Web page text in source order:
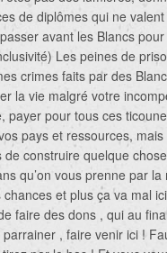
de diplômes qui ne valent
avant les Blancs
Les peines de
crimes faits par des
la vie malgré votre
payer pour tous ces
pays et ressources,
de construire quelque
qu’on vous prenne par
et plus ça va mal
faire des dons , qui au
, faire venir ici !